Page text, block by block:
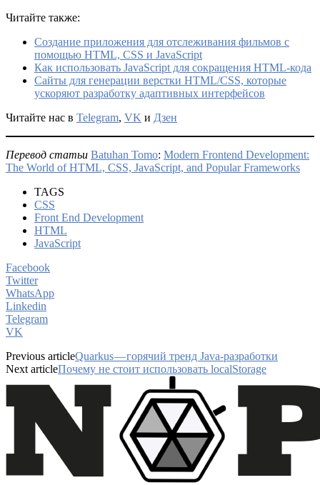
Читайте также:
Создание приложения для отслеживания фильмов с
помощью HTML, CSS и JavaScript
Как использовать JavaScript для сокращения HTML-кода
Сайты для генерации верстки HTML/CSS, которые
ускоряют разработку адаптивных интерфейсов
Читайте нас в Telegram, VK и Дзен
Перевод статьи Batuhan Tomo: Modern Frontend Development:
The World of HTML, CSS, JavaScript, and Popular Frameworks
TAGS
CSS
Front End Development
HTML
JavaScript
Facebook
Twitter
WhatsApp
Linkedin
Telegram
VK
Previous articleQuarkus — горячий тренд Java-разработки
Next articleПочему не стоит использовать localStorage